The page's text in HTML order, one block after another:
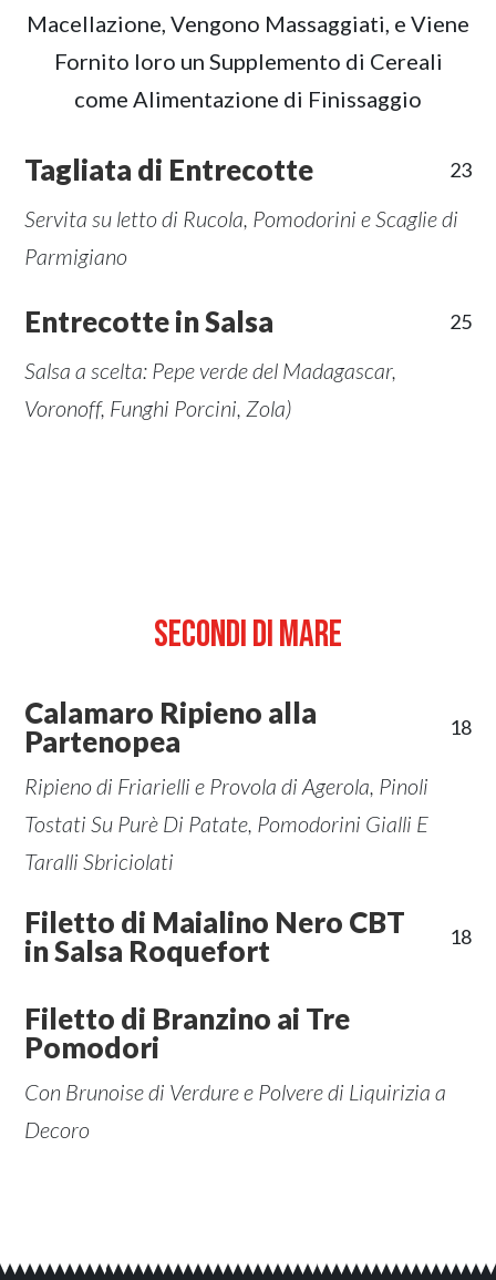
Macellazione, Vengono Massaggiati, e Viene
Fornito loro un Supplemento di Cereali
come Alimentazione di Finissaggio
Tagliata di Entrecotte 23
Servita su letto di Rucola, Pomodorini e Scaglie di
Parmigiano
Entrecotte in Salsa 25
Salsa a scelta: Pepe verde del Madagascar,
Voronoff, Funghi Porcini, Zola)
Secondi di mare
Calamaro Ripieno alla
Partenopea
18
Ripieno di Friarielli e Provola di Agerola, Pinoli
Tostati Su Purè Di Patate, Pomodorini Gialli E
Taralli Sbriciolati
Filetto di Maialino Nero CBT
in Salsa Roquefort
18
Filetto di Branzino ai Tre
Pomodori
Con Brunoise di Verdure e Polvere di Liquirizia a
Decoro